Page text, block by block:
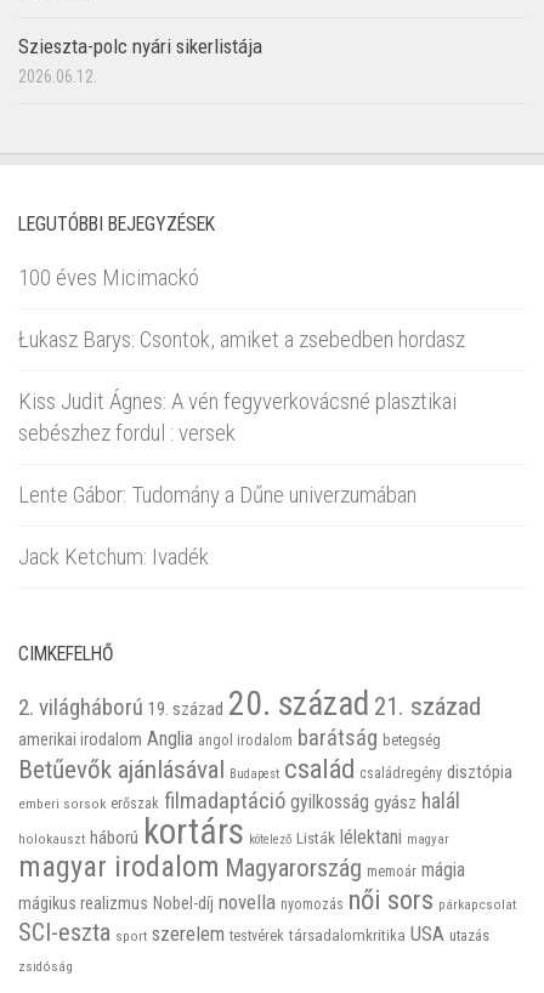
Szieszta-polc nyári sikerlistája
2026.06.12.
LEGUTÓBBI BEJEGYZÉSEK
100 éves Micimackó
Łukasz Barys: Csontok, amiket a zsebedben hordasz
Kiss Judit Ágnes: A vén fegyverkovácsné plasztikai
sebészhez fordul : versek
Lente Gábor: Tudomány a Dűne univerzumában
Jack Ketchum: Ivadék
CIMKEFELHŐ
2. világháború 19. század 20. század 21. század
amerikai irodalom Anglia angol irodalom barátság betegség
Betűevők ajánlásával Budapest család családregény disztópia
emberi sorsok erőszak filmadaptáció gyilkosság gyász halál
holokauszt háború kortárs kötelező Listák lélektani magyar
magyar irodalom Magyarország memoár mágia
mágikus realizmus Nobel-díj novella nyomozás női sors párkapcsolat
SCI-eszta sport szerelem testvérek társadalomkritika USA utazás
zsidóság